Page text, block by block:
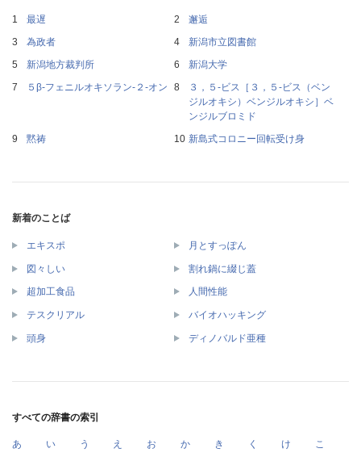
最遅
邂逅
為政者
新潟市立図書館
新潟地方裁判所
新潟大学
５β‐フェニルオキソラン‐２‐オン
３，５‐ビス［３，５‐ビス（ベン
ジルオキシ）ベンジルオキシ］ベ
ンジルブロミド
黙祷
新島式コロニー回転受け身
新着のことば
エキスポ 月とすっぽん
図々しい 割れ鍋に綴じ蓋
超加工食品 人間性能
テスクリアル バイオハッキング
頭身 ディノバルド亜種
すべての辞書の索引
あ い う え お か き く け こ